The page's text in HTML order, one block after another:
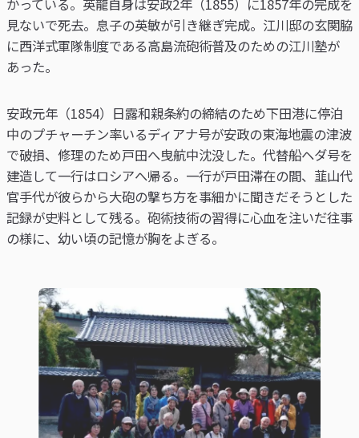
かっている。英龍自身は安政2年（1855）に1857年の完成を
見ないで死去。息子の英敏が引き継ぎ完成。江川邸の玄関脇
に西洋式軍隊制度である高島流砲術普及のための江川塾が
あった。
安政元年（1854）日露和親条約の締結のため下田港に停泊
中のプチャーチン率いるディアナ号が安政の東海地震の津波
で破損、修理のため戸田へ曳航中沈没した。代替船ヘダ号を
建造して一行はロシアへ帰る。一行が戸田滞在の間、韮山代
官手代が彼らから大砲の撃ち方を事細かに聞きだそうとした
記録が史料として残る。砲術技術の習得に心血を注いだ往事
の様に、幼い頃の記憶が胸をよぎる。